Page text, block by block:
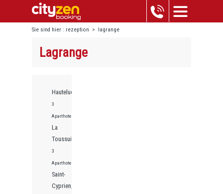
Sie sind hier : rezeption > lagrange
Lagrange
Hauteluce,
3
Aparthotels
La
Toussuire,
3
Aparthotels
Saint-
Cyprien,